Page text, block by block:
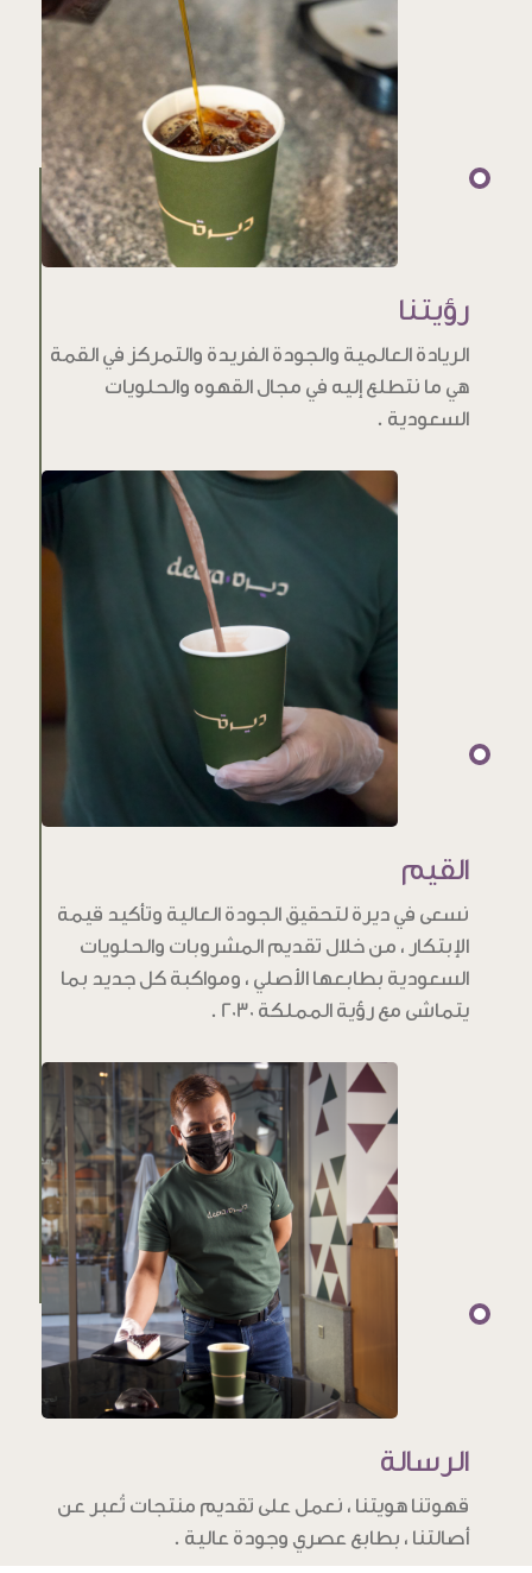
رؤيتنا
الريادة العالمية والجودة الفريدة والتمركز في القمة
هي ما نتطلع إليه في مجال القهوه والحلويات
السعودية .
القيم
نسعى في ديرة لتحقيق الجودة العالية وتأكيد قيمة
الإبتكار ، من خلال تقديم المشروبات والحلويات
السعودية بطابعها الأصلي ، ومواكبة كل جديد بما
يتماشى مع رؤية المملكة 2030 .
الرسالة
قهوتنا هويتنا ، نعمل على تقديم منتجات تُعبر عن
أصالتنا ، بطابع عصري وجودة عالية .